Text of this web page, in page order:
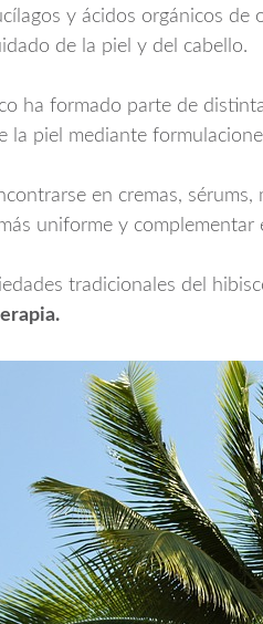
y ácidos orgánicos
de la piel y del cabello.
ha formado parte de
la piel mediante
en cremas,
uniforme y
tradicionales del